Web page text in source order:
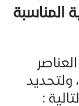
المناسبة
: